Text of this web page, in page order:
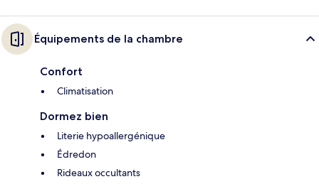
Équipements de la chambre
Confort
Climatisation
Dormez bien
Literie hypoallergénique
Édredon
Rideaux occultants